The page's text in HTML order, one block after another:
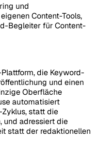
und
Content-Tools,
Begleiter für Content-
die Keyword-
und einen
Oberfläche
automatisiert
Zyklus, statt die
und adressiert die
statt der redaktionellen